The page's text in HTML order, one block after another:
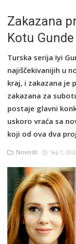
Zakazana
Kotu Gunde
Turska serija Iyi
najiščekivanijih u
kraj, i zakazana je
zakazana za
postaje glavni
uskoro vraća sa
koji od ova dva
Novosti Sep 7,